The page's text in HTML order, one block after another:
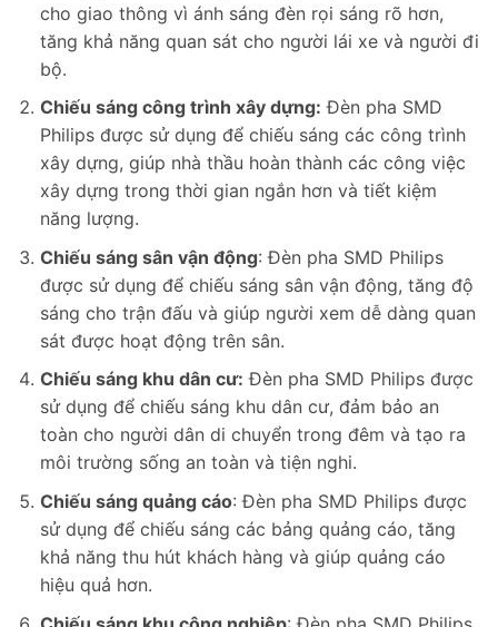
cho giao thông vì ánh sáng đèn rọi sáng rõ hơn,
tăng khả năng quan sát cho người lái xe và người đi
bộ.
Chiếu sáng công trình xây dựng: Đèn pha SMD
Philips được sử dụng để chiếu sáng các công trình
xây dựng, giúp nhà thầu hoàn thành các công việc
xây dựng trong thời gian ngắn hơn và tiết kiệm
năng lượng.
Chiếu sáng sân vận động: Đèn pha SMD Philips
được sử dụng để chiếu sáng sân vận động, tăng độ
sáng cho trận đấu và giúp người xem dễ dàng quan
sát được hoạt động trên sân.
Chiếu sáng khu dân cư: Đèn pha SMD Philips được
sử dụng để chiếu sáng khu dân cư, đảm bảo an
toàn cho người dân di chuyển trong đêm và tạo ra
môi trường sống an toàn và tiện nghi.
Chiếu sáng quảng cáo: Đèn pha SMD Philips được
sử dụng để chiếu sáng các bảng quảng cáo, tăng
khả năng thu hút khách hàng và giúp quảng cáo
hiệu quả hơn.